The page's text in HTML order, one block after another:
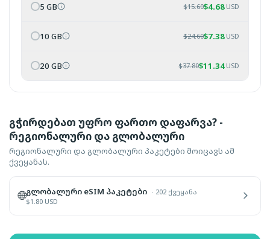
5 GB $15.60$4.68 USD
10 GB $24.60$7.38 USD
20 GB $37.80$11.34 USD
გჭირდებათ უფრო ფართო დაფარვა? -
რეგიონალური და გლობალური
რეგიონალური და გლობალური პაკეტები მოიცავს ამ
ქვეყანას.
🌐გლობალური eSIM პაკეტები · 202 ქვეყანა
$1.80 USD